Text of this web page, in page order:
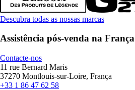
Descubra todas as nossas marcas
Assistência pós-venda na França
Contacte-nos
11 rue Bernard Maris
37270 Montlouis-sur-Loire, França
+33 1 86 47 62 58